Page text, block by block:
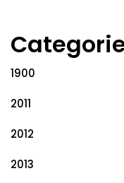
1900
2011
2012
2013